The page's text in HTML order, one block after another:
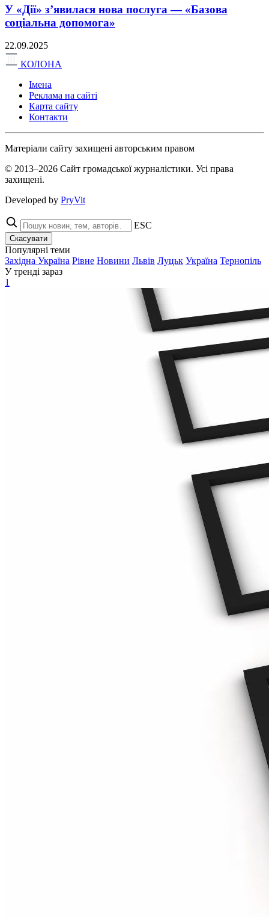
У «Дії» з’явилася нова послуга — «Базова
соціальна допомога»
22.09.2025
КОЛОНА
Імена
Реклама на сайті
Карта сайту
Контакти
Матеріали сайту захищені авторським правом
© 2013–2026 Сайт громадської журналістики. Усі права
захищені.
Developed by PryVit
ESC
Скасувати
Популярні теми
Західна Україна Рівне Новини Львів Луцьк Україна Тернопіль
У тренді зараз
1